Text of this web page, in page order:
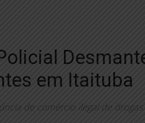
em Itaituba
de comércio ilegal de